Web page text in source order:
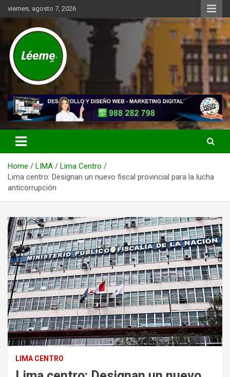
Skip
to
viernes, agosto 7, 2026
Léeme.pe
Noticias de actualidad del mundo distrital, vecinal, municipal y de
negocios a nivel de Lima Metropolitana, sin descuidar las noticias
de alcance nacional.
Home LIMA
Lima Centro
Lima centro: Designan un nuevo fiscal provincial para la lucha
anticorrupción
LIMA CENTRO